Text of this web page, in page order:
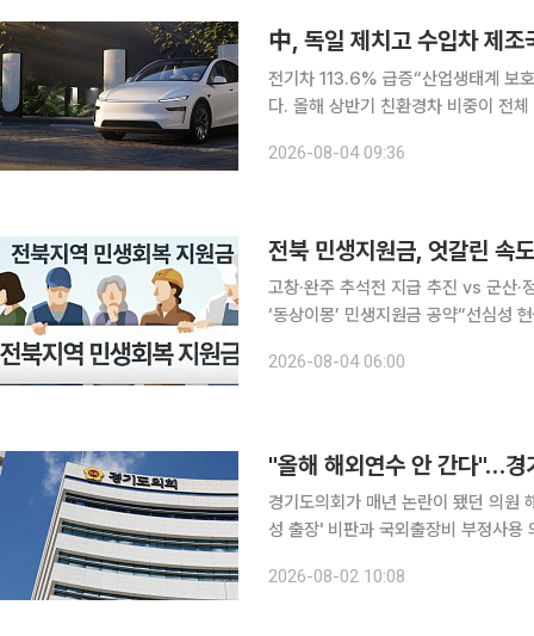
中, 독일 제치고 수입차 제
전기차 113.6% 급증“산업생태계 보호해야” 중국산 전기차가 국내 수입차 시장
다. 올해 상반기 친환경차 비중이 전
2026-08-04 09:36
전북 민생지원금, 엇갈린 속
고창·완주 추석전 지급 추진 vs 군산·
‘동상이몽’ 민생지원금 공약“선심성 현
엇갈리고 있다. 자체 재원 확보와 추
2026-08-04 06:00
"올해 해외연수 안 간다"…
경기도의회가 매년 논란이 됐던 의원
성 출장' 비판과 국외출장비 부정사용
의힘 대표의원은 최근 회의에서 올해
2026-08-02 10:08